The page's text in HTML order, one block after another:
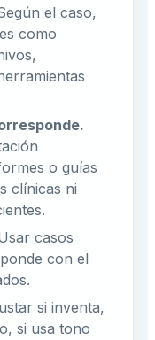
el caso,
como
o guías
clínicas ni
casos
con el
si inventa,
si usa tono